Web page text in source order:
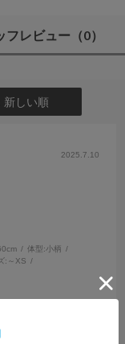
フレビュー （0）
新しい順
2025.7.10
体型:小柄
: ～XS
が開いておりまし